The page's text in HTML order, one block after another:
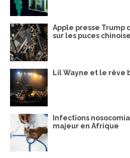
Apple presse Trump
sur les puces
Lil Wayne et le rêve
Infections
majeur en Afrique